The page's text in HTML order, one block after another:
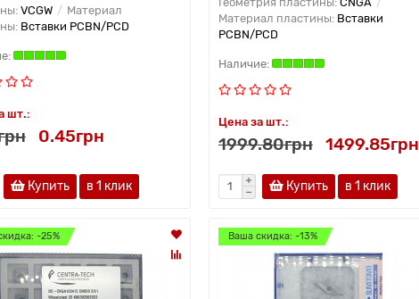
VCGW
Материал
Вставки PCBN/PCD
шт.:
0.45грн
Купить в 1 клик
Материал пластины: Вставки
PCBN/PCD
Цена за шт.:
1999.80грн 1499.85грн
Купить в 1 клик
-25% Ваша скидка: -13%